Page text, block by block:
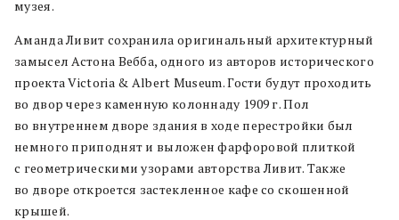
музея.
Аманда Ливит сохранила оригинальный архитектурный
замысел Астона Вебба, одного из авторов исторического
проекта Victoria & Albert Museum. Гости будут проходить
во двор через каменную колоннаду 1909 г. Пол
во внутреннем дворе здания в ходе перестройки был
немного приподнят и выложен фарфоровой плиткой
с геометрическими узорами авторства Ливит. Также
во дворе откроется застекленное кафе со скошенной
крышей.